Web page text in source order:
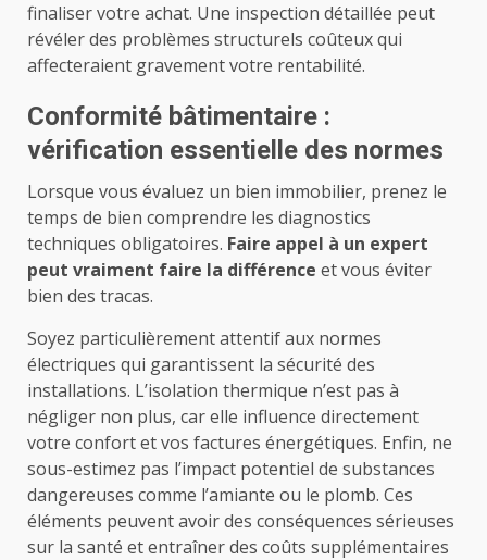
finaliser votre achat. Une inspection détaillée peut
révéler des problèmes structurels coûteux qui
affecteraient gravement votre rentabilité.
Conformité bâtimentaire :
vérification essentielle des normes
Lorsque vous évaluez un bien immobilier, prenez le
temps de bien comprendre les diagnostics
techniques obligatoires. Faire appel à un expert
peut vraiment faire la différence et vous éviter
bien des tracas.
Soyez particulièrement attentif aux normes
électriques qui garantissent la sécurité des
installations. L’isolation thermique n’est pas à
négliger non plus, car elle influence directement
votre confort et vos factures énergétiques. Enfin, ne
sous-estimez pas l’impact potentiel de substances
dangereuses comme l’amiante ou le plomb. Ces
éléments peuvent avoir des conséquences sérieuses
sur la santé et entraîner des coûts supplémentaires